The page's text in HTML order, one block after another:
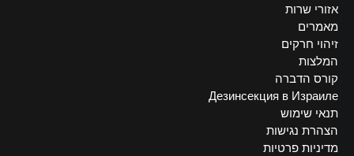
אזורי שרות
מאמרים
זיהוי חרקים
המלצות
קורס הדברה
Дезинсекция в Израиле
תנאי שימוש
הצהרת נגישות
מדיניות פרטיות